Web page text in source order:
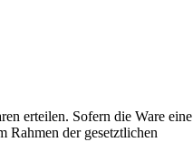
erteilen. Sofern die Ware eine
Rahmen der gesetztlichen